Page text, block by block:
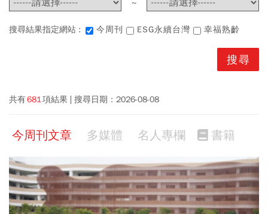
~
搜尋結果指定網站 : 今周刊 ESG永續台灣 幸福熟齡
共有681項結果 搜尋日期： 2026-08-08
今周刊文章 多媒體 名人專欄 書籍